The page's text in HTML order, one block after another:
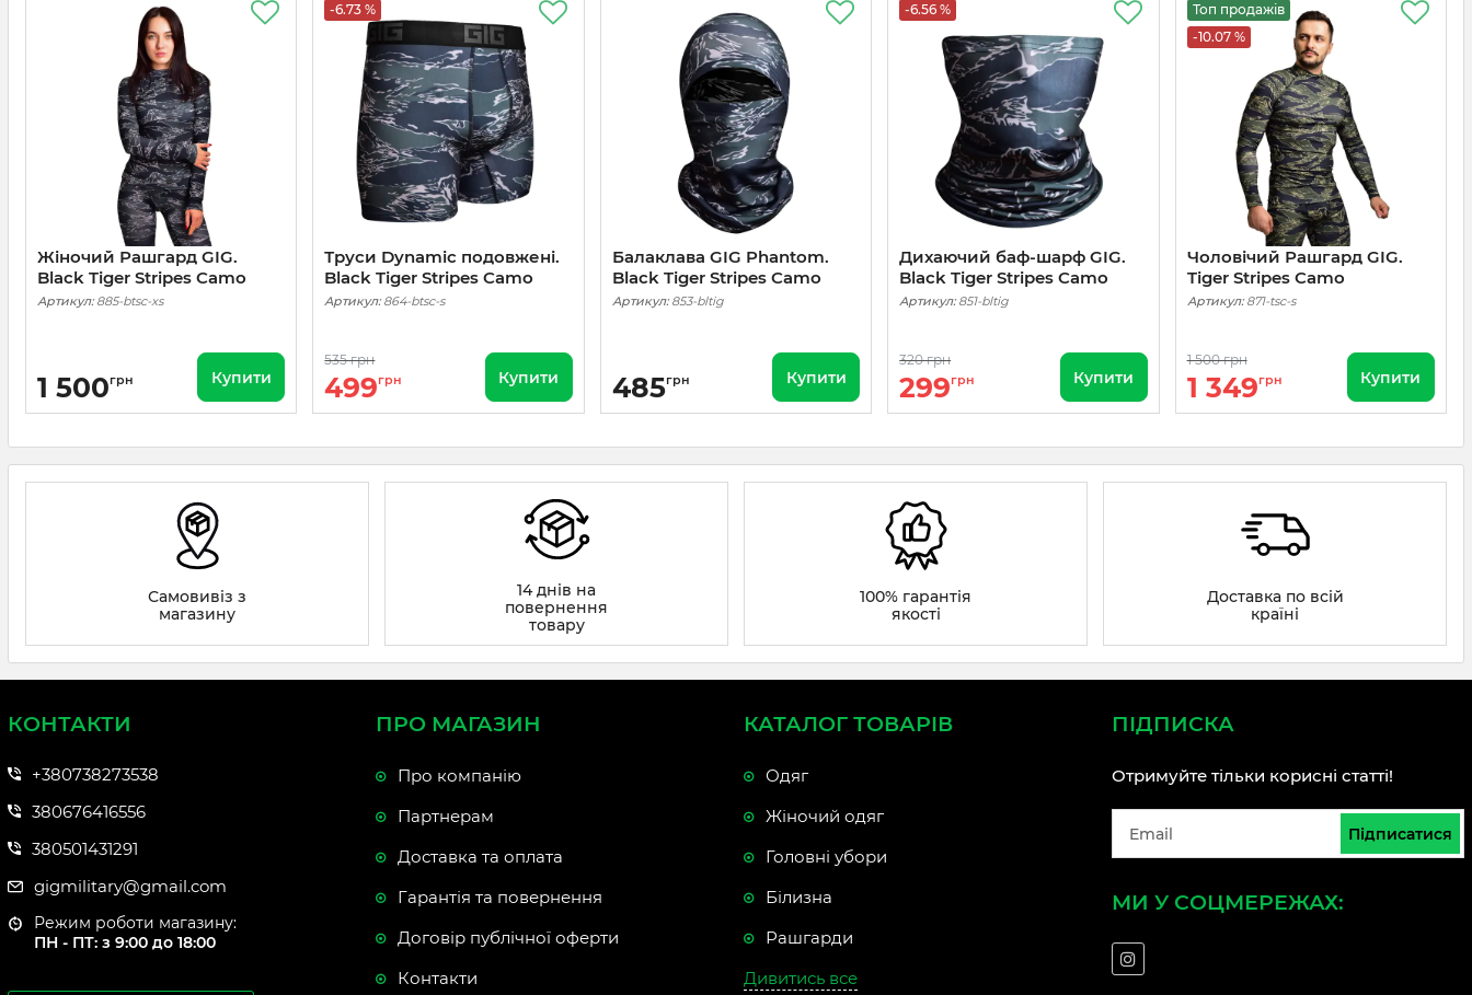
Жіночий Рашгард GIG.
Black Tiger Stripes Camo
Артикул:885-btsc-xs
1 500грн Купити
-6.73 %
Труси Dynamic подовжені.
Black Tiger Stripes Camo
Артикул:864-btsc-s
535 грн
499грн Купити
Балаклава GIG Phantom.
Black Tiger Stripes Camo
Артикул:853-bltig
485грн Купити
-6.56 %
Дихаючий баф-шарф GIG.
Black Tiger Stripes Camo
Артикул:851-bltig
320 грн
299грн Купити
Топ продажів
-10.07 %
Чоловічий Рашгард GIG.
Tiger Stripes Camo
Артикул:871-tsc-s
1 500 грн
1 349грн Купити
Самовивіз з
магазину
14 днів на
повернення
товару
100% гарантія
якості
Доставка по всій
країні
КОНТАКТИ
+380738273538
380676416556
380501431291
gigmilitary@gmail.com
Режим роботи магазину:
ПН - ПТ: з 9:00 до 18:00
ПРО МАГАЗИН
Про компанію
Партнерам
Доставка та оплата
Гарантія та повернення
Договір публічної оферти
Контакти
КАТАЛОГ ТОВАРІВ
Одяг
Жіночий одяг
Головні убори
Білизна
Рашгарди
Дивитись все
ПІДПИСКА
Отримуйте тільки корисні статті!
Підписатися
МИ У СОЦМЕРЕЖАХ: